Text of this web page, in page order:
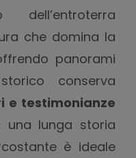
che domina la
panorami
conserva
e testimonianze
una lunga storia
è ideale